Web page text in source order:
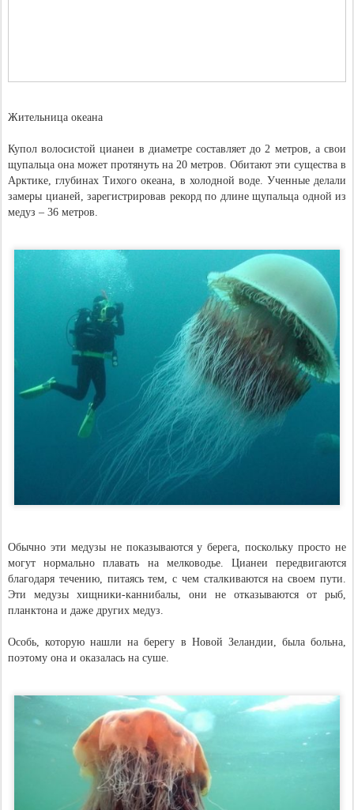
Жительница океана
Купол волосистой цианеи в диаметре составляет до 2 метров, а свои
щупальца она может протянуть на 20 метров. Обитают эти существа в
Арктике, глубинах Тихого океана, в холодной воде. Ученные делали
замеры цианей, зарегистрировав рекорд по длине щупальца одной из
медуз – 36 метров.
Обычно эти медузы не показываются у берега, поскольку просто не
могут нормально плавать на мелководье. Цианеи передвигаются
благодаря течению, питаясь тем, с чем сталкиваются на своем пути.
Эти медузы хищники-каннибалы, они не отказываются от рыб,
планктона и даже других медуз.
Особь, которую нашли на берегу в Новой Зеландии, была больна,
поэтому она и оказалась на суше.